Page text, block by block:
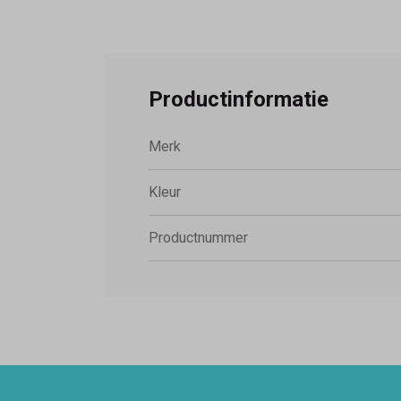
Productinformatie
Merk
Kleur
Productnummer